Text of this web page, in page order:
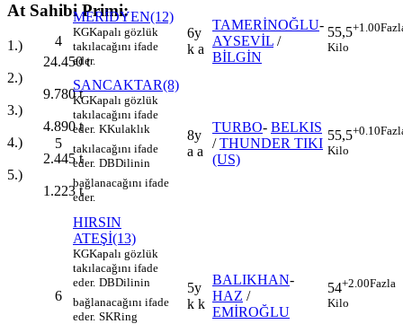
At Sahibi Primi:
1.)
24.450t
2.)
9.780t
3.)
4.890t
4.)
2.445t
5.)
1.223t
4
MERİDYEN(12)
KGKapalı gözlük
takılacağını ifade
eder.
6y
k a
TAMERİNOĞLU-
AYSEVİL /
BİLGİN
55,5+1.00
Kilo
5
SANCAKTAR(8)
KGKapalı gözlük
takılacağını ifade
eder. KKulaklık
takılacağını ifade
eder. DBDilinin
bağlanacağını ifade
eder.
8y
a a
TURBO- BELKIS
/THUNDER TIKI
(US)
55,5+0.10
Kilo
6
HIRSIN
ATEŞİ(13)
KGKapalı gözlük
takılacağını ifade
eder. DBDilinin
bağlanacağını ifade
eder. SKRing
5y
k k
BALIKHAN-
HAZ /
EMİROĞLU
54+2.00Fazla
Kilo